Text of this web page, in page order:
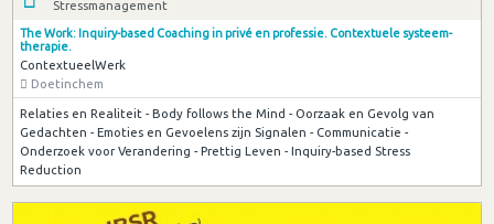
Stressmanagement
The Work: Inquiry-based Coaching in privé en professie. Contextuele systeem-
therapie.
ContextueelWerk
Doetinchem
Relaties en Realiteit - Body follows the Mind - Oorzaak en Gevolg van
Gedachten - Emoties en Gevoelens zijn Signalen - Communicatie -
Onderzoek voor Verandering - Prettig Leven - Inquiry-based Stress
Reduction